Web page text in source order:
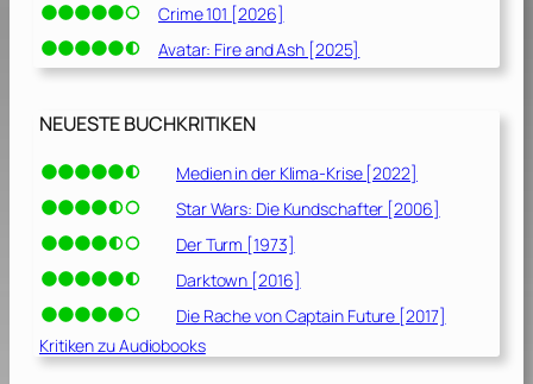
Crime 101 [2026]
Avatar: Fire and Ash [2025]
NEUESTE BUCHKRITIKEN
Medien in der Klima-Krise [2022]
Star Wars: Die Kundschafter [2006]
Der Turm [1973]
Darktown [2016]
Die Rache von Captain Future [2017]
Kritiken zu Audiobooks